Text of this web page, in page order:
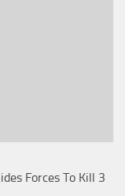
Forces To Kill 3